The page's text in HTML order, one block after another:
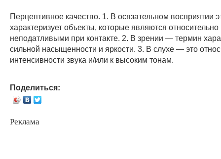
Перцептивное качество. 1. В осязательном восприятии
характеризует объекты, которые являются относительно
неподатливыми при контакте. 2. В зрении — термин
сильной насыщенности и яркости. 3. В слухе — это
интенсивности звука и/или к высоким тонам.
Поделиться:
Реклама